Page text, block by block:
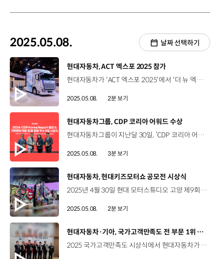
2025.05.08. 날짜 선택하기
[동영상]
현대자동차, ACT 엑스포 2025 참가
현대자동차가 'ACT 엑스포 2025'에서 '더 뉴 엑시언트 수소전기트럭'을 공개하고, 북미 시장에 공식 출시했습니다. 미국 캘리포니아 애너하임 컨벤션센터에서 열린 ‘ACT 엑스포’는 전세계 친환경 상용차 관련 기업이 참여해 최신 기술과 정책, 인프라, 산업 동향을 공유하는 자리인데요. 이날 공개한 ‘더 뉴 엑시언트 수소전기트럭’은 수소연료전지시스템 개선을 통해 차량의 출력을 향상시키고, 기존에 탑재되지 않았던 전방 충돌방지 보조, 차로 이탈 경고 등의 첨단 운전자 보조 시스템(ADAS)을 적용해 안전성을 대폭 강화했습니다. 이번 박람회에서 현대자동차는 올해 하반기부터 본격 가동하는 'HTWO 에너지 서배너'의 운영 계획도 밝혔는데요. 'HTWO 에너지 서배너'는 수소는 물론, 전기까지 동시에 충전할 수 있는 통합 충전 거점으로, 미국HMGMA 인근에 조성됩니다. 'HTWO 에너지 서배너'는 하루에 약 17대의 더 뉴 엑시언트 수소전기트럭을 완전히 충전할 수 있는 1,200kg 규모의 수소 생산 및 충전이 가능한데요. 수소 공급 능력을 하루 최대 4,200kg까지 확장할 수 있도록 설계했고, 향후 전기 충전 시설도 추가할 예정입니다. 현대자동차는 지난해, ‘캘리포니아 항만 친환경 트럭 도입 프로젝트’를 통해 엑시언트 수소전기트럭 30대를 도입해 운영하는 등 ‘수소 상용 모빌리티 밸류체인’을 구축 중인데요. 앞으로도 현대자동차는 수소 밸류체인 사업 브랜드인 'HTWO'를 기반으로 글로벌 사업을 확대 전개할 계획입니다.
2025.05.08. 2분 보기
[동영상]
현대자동차그룹, CDP 코리아 어워드 수상
현대자동차그룹이 지난달 30일, ‘CDP 코리아 어워드’에서 친환경 경영 성과를 인정받았습니다. CDP는 매년 기후변화 대응과 수자원 관리 부문에서 주요 기업들의 대처 역량을 평가하고 우수기업을 시상하고 있는데요. 이날 어워드에서 현대자동차는 기후변화 대응 부문에서 리더십A를 받으며 상위 5개 기업에 수여되는 ‘탄소경영 아너스 클럽’을 2년 연속 수상한데 이어, 수자원 관리 부문에서는 국내 1위 업체로 ‘대상’에 올랐습니다. 황동철 상무 / 현대자동차 경영전략3실현대자동차는 기후변화 대응과 탄소중립 이행을 위해서 재생에너지 도입, 협력사 탄소중립 정책 지원, 전동화 라인업 확대 등 다양한 활동을 추진했습니다. 앞으로도 환경 경영을 위해서 글로벌 전 임직원이 최선의 노력을 다하도록 하겠습니다. 기아는 기후변화 대응 선택소비재 부문에서 ‘탄소경영 섹터 아너스’를 6년 연속 수상하고, 수자원 관리 ‘우수상’에 선정됐습니다. 조형주 팀장 / 기아 탄소중립전략팀기아가 진정성 있는 지속가능 경영을 추진한 노력의 결실이라고 생각합니다. 기아는 앞으로도 탄소중립 달성을 위해 재생에너지 전환 가속화, 자원 순환 활성화, 기후 리스크 대응 등을 지속적으로 추진할 계획입니다. 아울러, 현대건설은 기후변화 대응 부문에서 국내 건설사 중 유일하게 7년 연속으로 ‘명예의 전당’에 등재되고, 최상위 등급인 ‘플래티넘 클럽’에도 4년 연속 이름을 올렸습니다. 또한, 현대제철은 기후변화 대응 원자재 부문에서 ‘탄소 경영 섹터 아너스’에 이름을 올렸습니다. 현대위아도 기후변화 대응 부문에서 최고 등급인 A를 획득해 ‘탄소경영 아너스 클럽’에 등극했으며 선택소비재 분야에서 ‘탄소 경영 섹터 아너스’에 선정되었습니다. 현대자동차그룹은 앞으로도 기후 변화 대응, 탄소 중립 이행을 위해 지속가능한 경영을 추진해 나갈 예정입니다.
2025.05.08. 3분 보기
[동영상]
현대자동차, 현대키즈모터쇼 공모전 시상식
2025년 4월 30일 현대 모터스튜디오 고양 제9회 현대키즈모터쇼 시상식 개최 어린이 그림 공모전 ‘현대키즈모터쇼’ 전국의 유치원생과 초등학생 대상 공모전 진행 제9회 공모전 주제 “미래에는 어떤 도시에서 살고 싶나요?” 24년 11월 ~25년 1월 약 두 달간 7천여 점의 작품 접수 우수 작품을 선보인 어린이 50여 명 초청 역대 가장 큰 규모의 시상식 개최 '캐치! 티니핑'과 컬래버레이션 하츄핑, 깡총핑 레이서 시상식 참여 송윤우 / 현대자동차 대표이사상 유치부 수상 저는 그림으로 미래에 살고 싶은 멋진 도시를 그렸어요. 나중에 우주 밖을 떠다니면서 생활하고 싶어요. 장예나 / 현대자동차 대표이사상 초등부 수상(제 그림에는) 물고기들이 깨끗한 어항 속에서 헤엄치는 것을 볼 수 있고 로봇들이 식물을 가꾸는 것을 볼 수 있습니다. 지구 온난화를 방지하면서 사람들이 편리하게 생활할 수 있는 미래 도시를 그린 것입니다. 이서율 / 부총리 겸 교육부장관상 초등부 수상제가 그린 그림은 바닥에 있는 흙이랑 위에 있는 하늘을 깨끗하게 만들어 주는 도시를 그렸습니다. 요즘에 공기가 나쁘다 보니 사람들이 살아가기 힘드니까 공기를 깨끗하고 맑게 만들어서 더 편하게 살 수 있도록 하고 싶어서 그렸습니다. 최우수작 6점, 체험 가능한 동작 모형으로 구현해 전시 아이들의 작품으로 만난 상상 속 멋진 미래도시 장소영 매니저 / 현대자동차 브랜드프로모션팀올해로 9회차를 맞아 작년보다 더 큰 규모로 시상식을 확대해서 어린이들과 그리고 가족 분들까지 약 100명 이상을 초대했습니다. 특히 아이들이 좋아하는 티니핑과 함께해서 더 뜻깊고 즐거운 시간이었습니다. “아이들과 함께 꿈의 도시를 그려 나갑니다”
2025.05.08. 2분 보기
[동영상]
현대자동차·기아, 국가고객만족도 전 부문 1위 수상
2025 국가고객만족도 시상식에서 현대자동차가 7개 전 부문 1위, 기아는 4개 부문 1위를 달성했습니다. 국가고객만족도(NCSI)는 제품 및 서비스의 품질만족수준, 품질에 대한 신뢰도 등을 조사한 후 발표하는데요. 지난달 30일, 롯데호텔 서울에서 열린 올해 시상식에서 현대자동차는 컴팩트 승용, 컴팩트 RV, 전기차 등 조사 차급 총 7개 부문에서 모두 1위를 차지했습니다. 기아 또한 중형 승용과 컴팩트 RV, 대형 RV, 전기차 부문까지 총 4개 부문을 석권했습니다. 현대자동차·기아는 앞으로도 고객의 라이프스타일에 맞춘 차별화된 고객 경험을 제공해 고객 만족도를 높여 나갈 계획입니다.